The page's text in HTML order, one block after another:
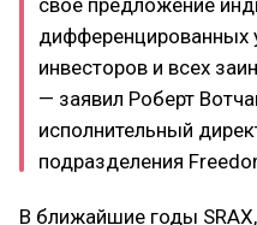
свое предложение
дифференцированных
инвесторов и всех
— заявил Роберт
исполнительный
подразделения
В ближайшие годы